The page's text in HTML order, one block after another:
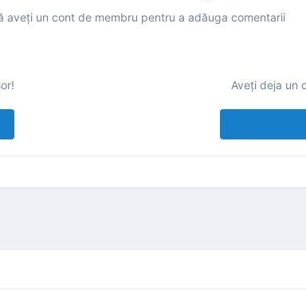
aveţi un cont de membru pentru a adăuga comentarii
Aveţi deja un